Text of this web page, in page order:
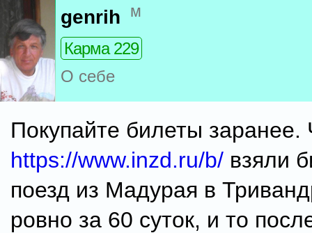
genrih м
Карма 229
О себе
Покупайте билеты заранее.
https://www.inzd.ru/b/ взяли
поезд из Мадурая в
ровно за 60 суток, и то